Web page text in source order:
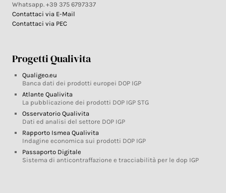
Whatsapp. +39 375 6797337
Contattaci via E-Mail
Contattaci via PEC
Progetti Qualivita
Qualigeo.eu
Banca dati dei prodotti europei DOP IGP
Atlante Qualivita
La pubblicazione dei prodotti DOP IGP STG
Osservatorio Qualivita
Dati ed analisi del settore DOP IGP
Rapporto Ismea Qualivita
Indagine economica sui prodotti DOP IGP
Passaporto Digitale
Sistema di anticontraffazione e tracciabilità per le dop IGP